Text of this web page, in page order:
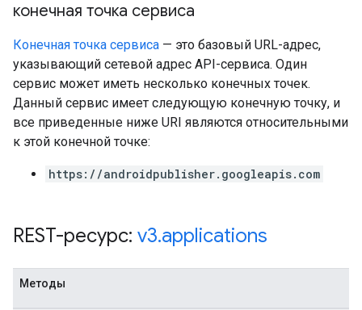
конечная точка сервиса
Конечная точка сервиса — это базовый URL-адрес,
указывающий сетевой адрес API-сервиса. Один
сервис может иметь несколько конечных точек.
Данный сервис имеет следующую конечную точку, и
все приведенные ниже URI являются относительными
к этой конечной точке:
https://androidpublisher.googleapis.com
REST-ресурс: v3.applications
Методы